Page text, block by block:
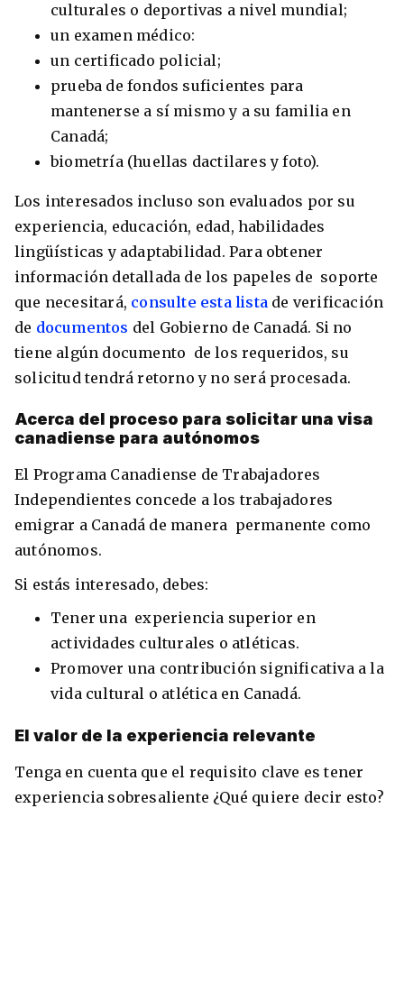
culturales o deportivas a nivel mundial;
un examen médico:
un certificado policial;
prueba de fondos suficientes para
mantenerse a sí mismo y a su familia en
Canadá;
biometría (huellas dactilares y foto).
Los interesados incluso son evaluados por su
experiencia, educación, edad, habilidades
lingüísticas y adaptabilidad. Para obtener
información detallada de los papeles de soporte
que necesitará, consulte esta lista de verificación
de documentos del Gobierno de Canadá. Si no
tiene algún documento de los requeridos, su
solicitud tendrá retorno y no será procesada.
Acerca del proceso para solicitar una visa
canadiense para autónomos
El Programa Canadiense de Trabajadores
Independientes concede a los trabajadores
emigrar a Canadá de manera permanente como
autónomos.
Si estás interesado, debes:
Tener una experiencia superior en
actividades culturales o atléticas.
Promover una contribución significativa a la
vida cultural o atlética en Canadá.
El valor de la experiencia relevante
Tenga en cuenta que el requisito clave es tener
experiencia sobresaliente ¿Qué quiere decir esto?